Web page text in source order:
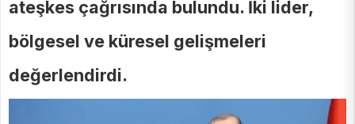
ateşkes çağrısında bulundu. İki lider,
bölgesel ve küresel gelişmeleri
değerlendirdi.